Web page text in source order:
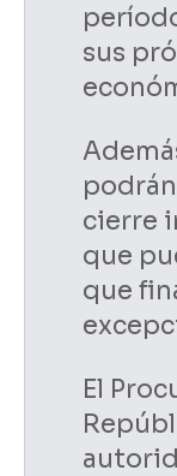
sus
cierre
que
que
El